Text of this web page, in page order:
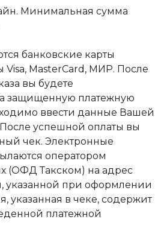
Минимальная сумма
банковские карты
Visa, MasterCard, МИР. После
вы будете
защищенную платежную
ввести данные Вашей
успешной оплаты вы
чек. Электронные
оператором
(ОФД Такском) на адрес
указанной при оформлении
указанная в чеке, содержит
платежной